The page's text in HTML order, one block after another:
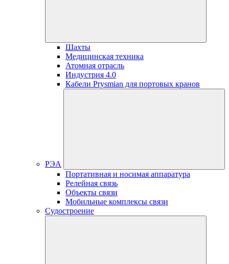
Шахты
Медицинская техника
Атомная отрасль
Индустрия 4.0
Кабели Prysmian для портовых кранов
РЭА
Портативная и носимая аппаратура
Релейная связь
Объекты связи
Мобильные комплексы связи
Судостроение